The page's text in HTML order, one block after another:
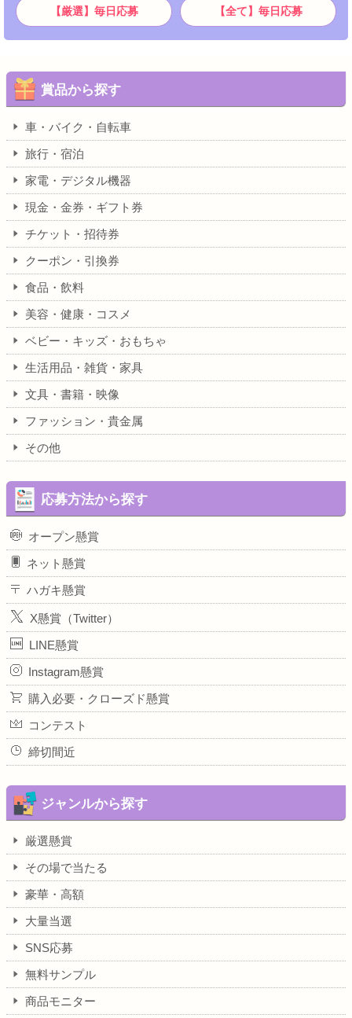
【厳選】毎日応募 【全て】毎日応募
賞品から探す
車・バイク・自転車
旅行・宿泊
家電・デジタル機器
現金・金券・ギフト券
チケット・招待券
クーポン・引換券
食品・飲料
美容・健康・コスメ
ベビー・キッズ・おもちゃ
生活用品・雑貨・家具
文具・書籍・映像
ファッション・貴金属
その他
応募方法から探す
オープン懸賞
ネット懸賞
ハガキ懸賞
X懸賞（Twitter）
LINE懸賞
Instagram懸賞
購入必要・クローズド懸賞
コンテスト
締切間近
ジャンルから探す
厳選懸賞
その場で当たる
豪華・高額
大量当選
SNS応募
無料サンプル
商品モニター